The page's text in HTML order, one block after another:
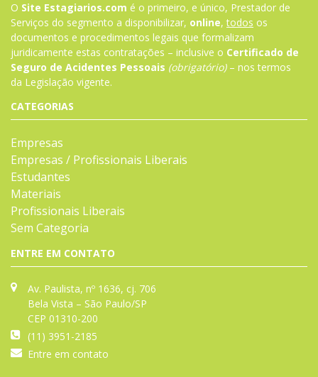
O Site Estagiarios.com é o primeiro, e único, Prestador de
Serviços do segmento a disponibilizar, online,todos os
documentos e procedimentos legais que formalizam
juridicamente estas contratações – inclusive o Certificado de
Seguro de Acidentes Pessoais (obrigatório)– nos termos
da Legislação vigente.
CATEGORIAS
Empresas
Empresas / Profissionais Liberais
Estudantes
Materiais
Profissionais Liberais
Sem Categoria
ENTRE EM CONTATO
Av. Paulista, nº 1636, cj. 706
Bela Vista – São Paulo/SP
CEP 01310-200
(11) 3951-2185
Entre em contato